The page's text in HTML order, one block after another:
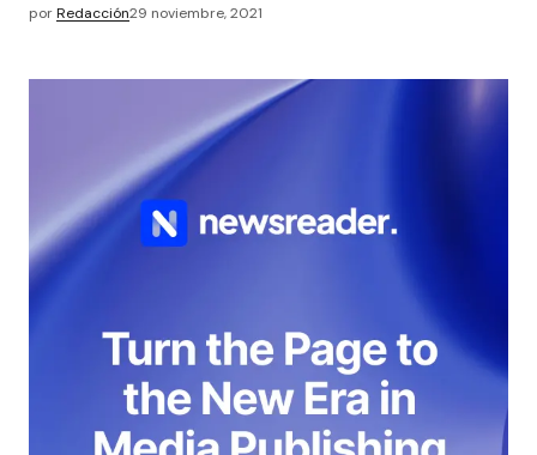
porRedacción29 noviembre, 2021